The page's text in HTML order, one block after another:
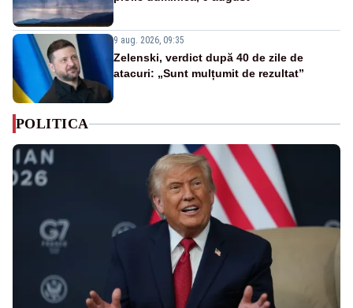
9 aug. 2026, 09:35
Zelenski, verdict după 40 de zile de
atacuri: „Sunt mulțumit de rezultat”
POLITICA